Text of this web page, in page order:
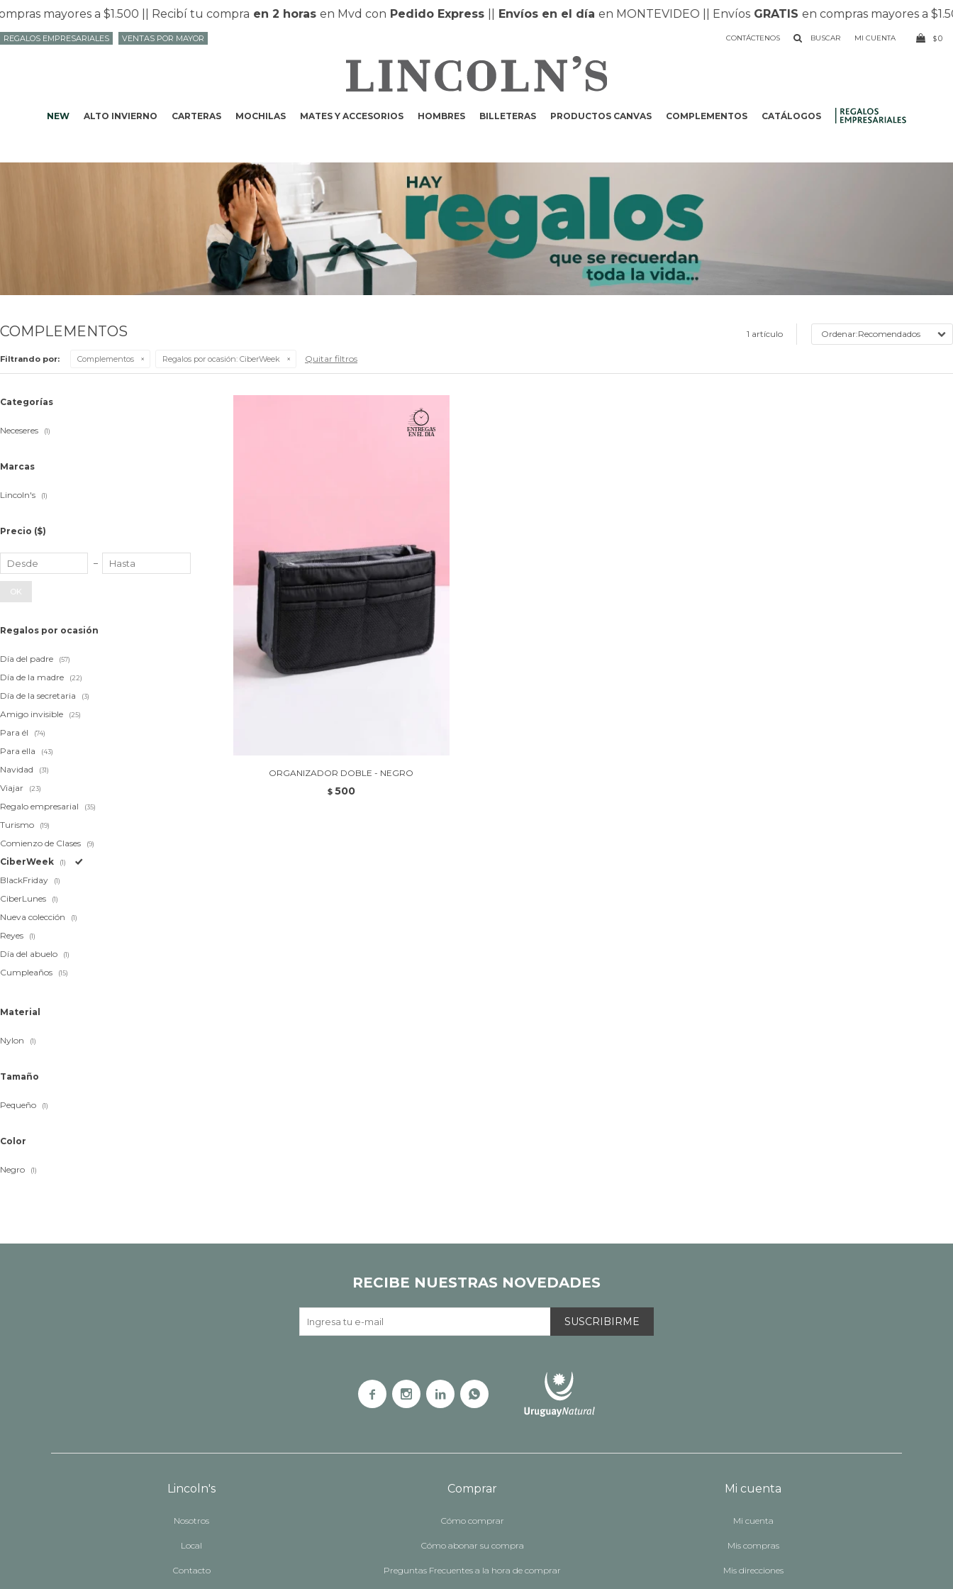
mayores a $1.500 || Recibí tu compraen 2 horasen Mvd conPedido Express||Envíos en el díaen MONTEVIDEO || EnvíosGRATISen compras mayores a $1.500
NEW ALTO INVIERNO CARTERAS MOCHILAS MATES Y ACCESORIOS HOMBRES BILLETERAS PRODUCTOS CANVAS COMPLEMENTOS CATÁLOGOS
CONTÁCTENOS $0
REGALOS EMPRESARIALES VENTAS POR MAYOR
COMPLEMENTOS 1 artículo Recomendados
Filtrando por: Complementos Regalos por ocasión: CiberWeek Quitar filtros
ORGANIZADOR DOBLE - NEGRO
$ 500
Categorías
Neceseres (1)
Marcas
Lincoln's (1)
Precio ($)
OK
Regalos por ocasión
Día del padre (57)
Día de la madre (22)
Día de la secretaria (3)
Amigo invisible (25)
Para él (74)
Para ella (43)
Navidad (31)
Viajar (23)
Regalo empresarial (35)
Turismo (19)
Comienzo de Clases (9)
CiberWeek (1)
BlackFriday (1)
CiberLunes (1)
Nueva colección (1)
Reyes (1)
Día del abuelo (1)
Cumpleaños (15)
Material
Nylon (1)
Tamaño
Pequeño (1)
Color
Negro (1)
Lincoln's
Nosotros
Local
Contacto
Comprar
Cómo comprar
Cómo abonar su compra
Preguntas Frecuentes a la hora de comprar
Mi cuenta
Mi cuenta
Mis compras
Mis direcciones
RECIBE NUESTRAS NOVEDADES
SUSCRIBIRME
   